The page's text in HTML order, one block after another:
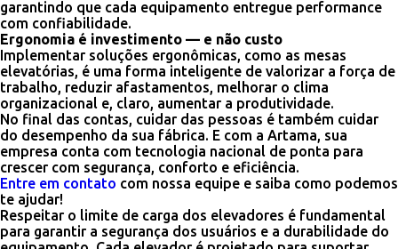
garantindo que cada equipamento entregue performance
com confiabilidade.
Ergonomia é investimento — e não custo
Implementar soluções ergonômicas, como as mesas
elevatórias, é uma forma inteligente de valorizar a força de
trabalho, reduzir afastamentos, melhorar o clima
organizacional e, claro, aumentar a produtividade.
No final das contas, cuidar das pessoas é também cuidar
do desempenho da sua fábrica. E com a Artama, sua
empresa conta com tecnologia nacional de ponta para
crescer com segurança, conforto e eficiência.
Entre em contato com nossa equipe e saiba como podemos
te ajudar!
Respeitar o limite de carga dos elevadores é fundamental
para garantir a segurança dos usuários e a durabilidade do